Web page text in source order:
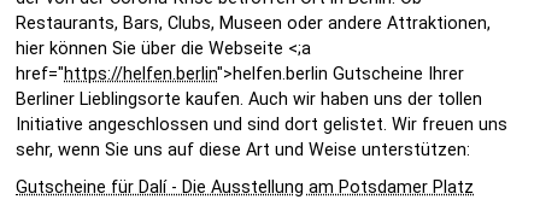
Restaurants, Bars, Clubs, Museen oder andere Attraktionen,
hier können Sie über die Webseite <;a
href="https://helfen.berlin">helfen.berlin Gutscheine Ihrer
Berliner Lieblingsorte kaufen. Auch wir haben uns der tollen
Initiative angeschlossen und sind dort gelistet. Wir freuen uns
sehr, wenn Sie uns auf diese Art und Weise unterstützen:
Gutscheine für Dalí - Die Ausstellung am Potsdamer Platz